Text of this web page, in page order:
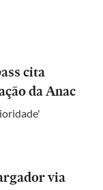
cita
da Anac
via